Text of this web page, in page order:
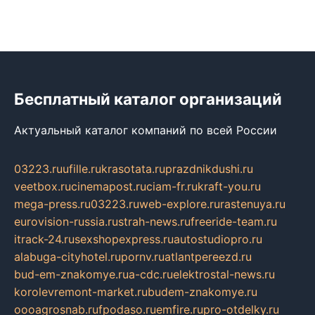
Бесплатный каталог организаций
Актуальный каталог компаний по всей России
03223.ruufille.rukrasotata.ruprazdnikdushi.ru
veetbox.rucinemapost.ruciam-fr.rukraft-you.ru
mega-press.ru03223.ruweb-explore.rurastenuya.ru
eurovision-russia.rustrah-news.rufreeride-team.ru
itrack-24.rusexshopexpress.ruautostudiopro.ru
alabuga-cityhotel.rupornv.ruatlantpereezd.ru
bud-em-znakomye.rua-cdc.ruelektrostal-news.ru
korolevremont-market.rubudem-znakomye.ru
oooagrosnab.rufpodaso.ruemfire.rupro-otdelky.ru